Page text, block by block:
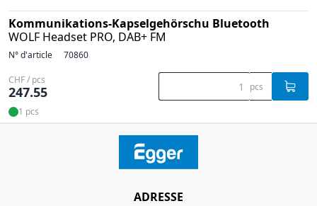
Kommunikations-Kapselgehörschu Bluetooth
WOLF Headset PRO, DAB+ FM
N° d'article 70860
CHF / pcs
247.55 pcs
1 pcs
ADRESSE